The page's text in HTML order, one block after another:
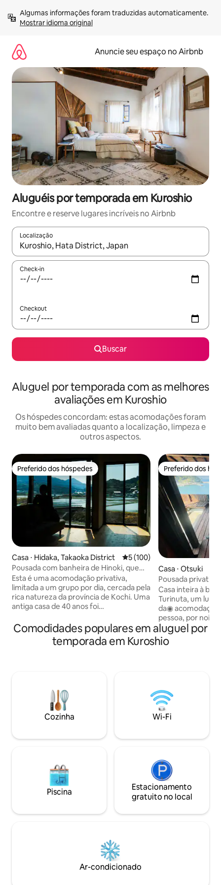
para
Mostrar idioma original
Anuncie seu espaço no Airbnb
Aluguéis por temporada em Kuroshio
Encontre e reserve lugares incríveis no Airbnb
Localização
Quando os resultados estiverem disponíveis, explore-os
Check-in
Checkout
Buscar
Aluguel por temporada com as melhores
avaliações em Kuroshio
Os hóspedes concordam: estas acomodações foram
muito bem avaliadas quanto a localização, limpeza e
outros aspectos.
Preferido dos hóspedes
Preferido dos hóspedes
Casa ⋅ Hidaka, Takaoka District 5 de uma avaliação média de
5 (100)
Pousada com banheira de Hinoki, que
pode ser reservada para um grupo por
dia. Pequenas crianças são bem-vindas.
Confortável, após uma reforma
completa. Você pode apreciar uma vista
conforto da sua sala de estar.
Esta é uma acomodação privativa,
limitada a um grupo por dia, cercada pela
rica natureza da província de Kochi. Uma
antiga casa de 40 anos foi
as vigas e janelas antigas, foi
transformada em um espaço onde você
pode relaxar com a família e os amigos.
estação da sala de estar e do solário. A
acomodação pode receber até 6
pessoas. Também disponibilizamos
cadeiras de bebê, banheiras de bebê,
as famílias com crianças pequenas
cozinha aberta com máquina de lavar
louça, um deck no jardim para churrasco
e uma banheira de madeira de hinoki.
Fica a cerca de 40 minutos de carro do
Aeroporto de Kochi, com fácil acesso
também da Estação de Kochi, e é uma
do rio Niyodo, também fica a uma hora
de distância do popular ponto turístico
do rio Niyodo, conhecido como "o rio
cristalino milagroso". O acesso a
Preferido dos
Preferido dos
Casa ⋅ Otsuki
Pousada
"Torino Uta",
de churrascos,
enquanto assiste
ienes por noite
adicional
Casa inteira à
Turinuta, um
da◉ acomodação
pessoa, por
pessoa adicional,
para menores de
casa muito
mais próxima,
carro Por favor,
algumas estradas
circundante.
estacionamento
lavar roupa,
panela de arroz,
sabonete e
Há uma mesa de
Há uma pequena
em uma loja de
Comodidades populares em aluguel por
temporada em Kuroshio
Cozinha Wi-Fi
Piscina
Estacionamento
gratuito no local
Ar-condicionado